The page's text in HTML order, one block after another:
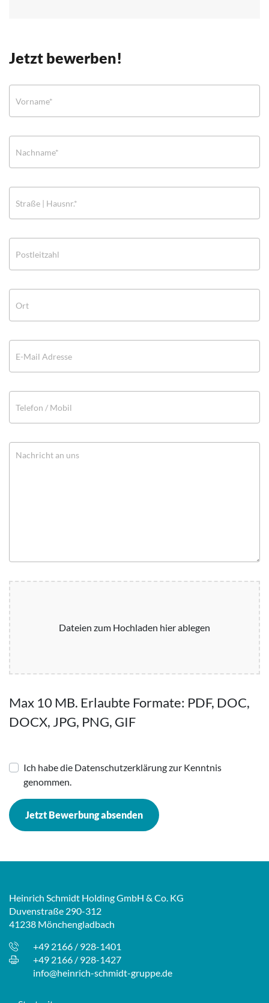
Jetzt bewerben!
Dateien zum Hochladen hier ablegen
Max 10 MB. Erlaubte Formate: PDF, DOC,
DOCX, JPG, PNG, GIF
Ich habe die Datenschutzerklärung zur Kenntnis
genommen.
Jetzt Bewerbung absenden
Heinrich Schmidt Holding GmbH & Co. KG
Duvenstraße 290-312
41238 Mönchengladbach
+49 2166 / 928-1401
+49 2166 / 928-1427
info@heinrich-schmidt-gruppe.de